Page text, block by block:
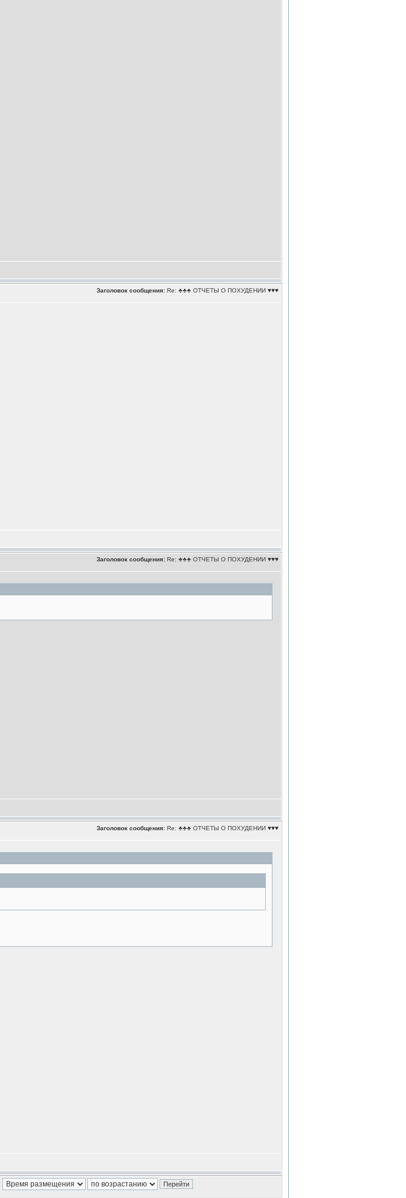
Заголовок сообщения:Re: ♣♣♣ ОТЧЕТЫ О ПОХУДЕНИИ ♥♥♥
Заголовок сообщения:Re: ♣♣♣ ОТЧЕТЫ О ПОХУДЕНИИ ♥♥♥
Заголовок сообщения:Re: ♣♣♣ ОТЧЕТЫ О ПОХУДЕНИИ ♥♥♥